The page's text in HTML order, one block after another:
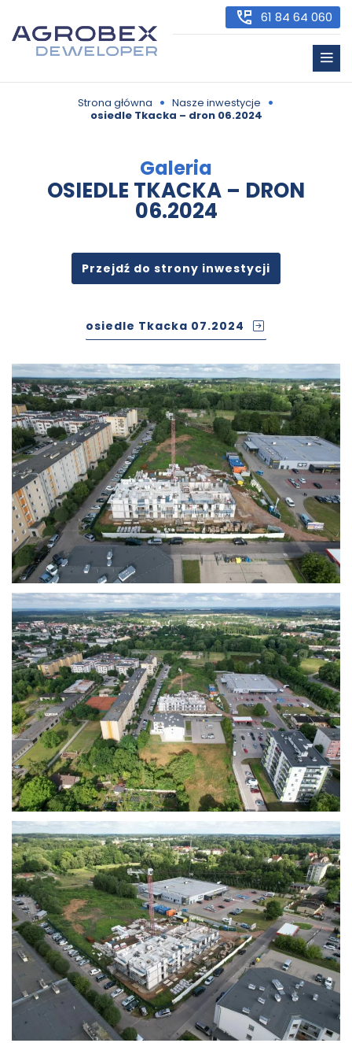
61 84 64 060
Strona główna • Nasze inwestycje •
osiedle Tkacka – dron 06.2024
Galeria
OSIEDLE TKACKA – DRON
06.2024
Przejdź do strony inwestycji
osiedle Tkacka 07.2024